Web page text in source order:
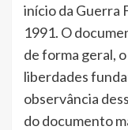
início da Guerra
1991. O
de forma geral,
liberdades
observância
do documento